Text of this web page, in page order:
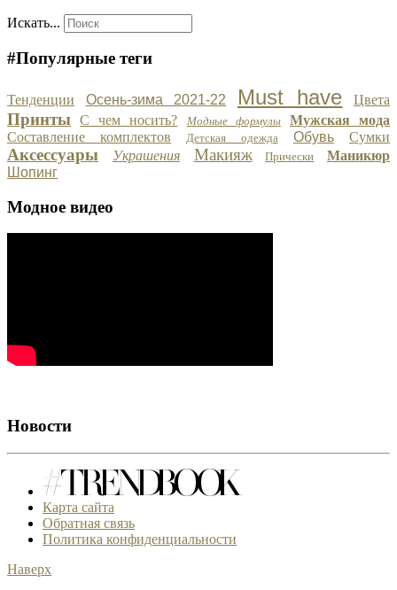
Искать...
#Популярные теги
Тенденции Осень-зима 2021-22 Must have Цвета
Принты С чем носить? Модные формулы
Мужская мода
Составление комплектов
Детская одежда Обувь Сумки
Аксессуары Украшения Макияж Прически
Маникюр
Шопинг
Модное видео
Новости
Карта сайта
Обратная связь
Политика конфиденциальности
Наверх